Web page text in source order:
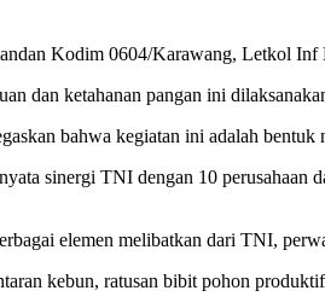
Kodim 0604/Karawang, Letkol Inf
dan ketahanan pangan ini
bahwa kegiatan ini adalah
sinergi TNI dengan 10 perusahaan
elemen melibatkan dari TNI,
kebun, ratusan bibit pohon